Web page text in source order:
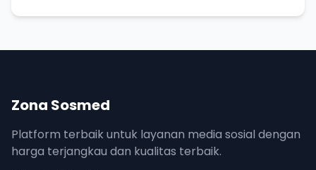
Zona Sosmed
Platform terbaik untuk layanan media sosial dengan
harga terjangkau dan kualitas terbaik.